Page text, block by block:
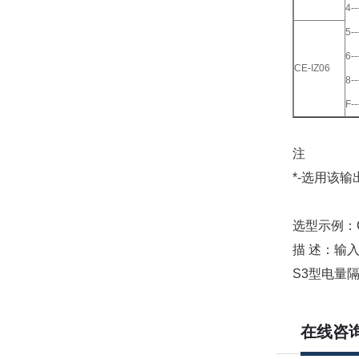
CE-IZ06
注
*-选用该输
选型示例
描 述：输
S3型电量
在线咨